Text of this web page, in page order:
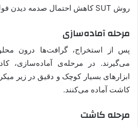
روش SUT کاهش احتمال صدمه دیدن فولیکول‌ها است.
مرحله‌ آماده‌سازی
پس از استخراج، گرافت‌ها درون
می‌گیرند. در مرحله‌ی آماده‌سازی،
ابزارهای بسیار کوچک و دقیق در زیر
کاشت آماده می‌کنند.
مرحله‌ کاشت